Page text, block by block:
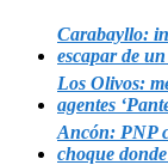
Carabayllo:
escapar de
Los Olivos:
agentes
Ancón: PNP
choque